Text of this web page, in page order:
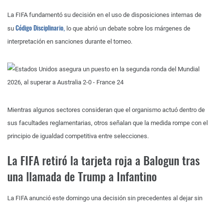
La FIFA fundamentó su decisión en el uso de disposiciones internas de
su Código Disciplinario, lo que abrió un debate sobre los márgenes de
interpretación en sanciones durante el torneo.
Mientras algunos sectores consideran que el organismo actuó dentro de
sus facultades reglamentarias, otros señalan que la medida rompe con el
principio de igualdad competitiva entre selecciones.
La FIFA retiró la tarjeta roja a Balogun tras
una llamada de Trump a Infantino
La FIFA anunció este domingo una decisión sin precedentes al dejar sin